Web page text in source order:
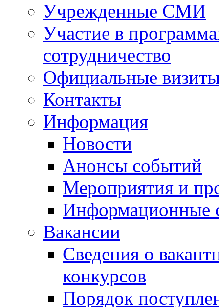
Учрежденные СМИ
Участие в
сотрудничество
Официальные
Контакты
Информация
Новости
Анонсы событий
Мероприятия и
Информационные
Вакансии
Сведения о
конкурсов
Порядок